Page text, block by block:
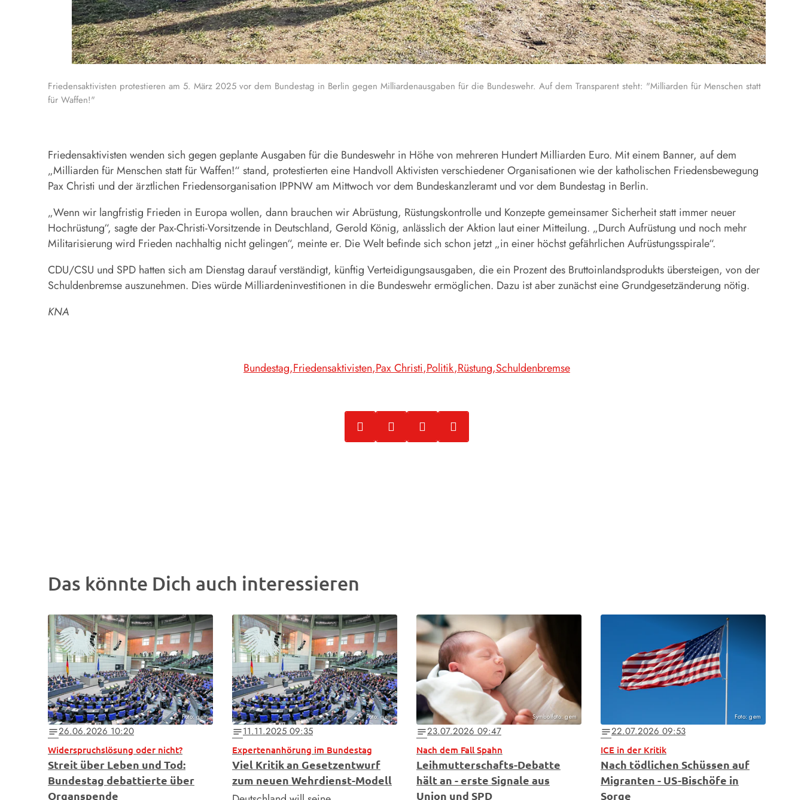
Foto: KNA
Friedensaktivisten protestieren am 5. März 2025 vor dem Bundestag in Berlin gegen Milliardenausgaben für die Bundeswehr. Auf dem Transparent steht: "Milliarden für Menschen statt
für Waffen!"
Friedensaktivisten wenden sich gegen geplante Ausgaben für die Bundeswehr in Höhe von mehreren Hundert Milliarden Euro. Mit einem Banner, auf dem
„Milliarden für Menschen statt für Waffen!“ stand, protestierten eine Handvoll Aktivisten verschiedener Organisationen wie der katholischen Friedensbewegung
Pax Christi und der ärztlichen Friedensorganisation IPPNW am Mittwoch vor dem Bundeskanzleramt und vor dem Bundestag in Berlin.
„Wenn wir langfristig Frieden in Europa wollen, dann brauchen wir Abrüstung, Rüstungskontrolle und Konzepte gemeinsamer Sicherheit statt immer neuer
Hochrüstung“, sagte der Pax-Christi-Vorsitzende in Deutschland, Gerold König, anlässlich der Aktion laut einer Mitteilung. „Durch Aufrüstung und noch mehr
Militarisierung wird Frieden nachhaltig nicht gelingen“, meinte er. Die Welt befinde sich schon jetzt „in einer höchst gefährlichen Aufrüstungsspirale“.
CDU/CSU und SPD hatten sich am Dienstag darauf verständigt, künftig Verteidigungsausgaben, die ein Prozent des Bruttoinlandsprodukts übersteigen, von der
Schuldenbremse auszunehmen. Dies würde Milliardeninvestitionen in die Bundeswehr ermöglichen. Dazu ist aber zunächst eine Grundgesetzänderung nötig.
KNA
Bundestag Friedensaktivisten Pax Christi Politik Rüstung Schuldenbremse
Das könnte Dich auch interessieren
Foto: gem
notes26.06.2026 10:20
Widerspruchslösung oder nicht?
Streit über Leben und Tod:
Bundestag debattierte über
Organspende
Foto: gem
notes11.11.2025 09:35
Expertenanhörung im Bundestag
Viel Kritik an Gesetzentwurf
zum neuen Wehrdienst-Modell
Symbolfoto: gem
notes23.07.2026 09:47
Nach dem Fall Spahn
Leihmutterschafts-Debatte
hält an - erste Signale aus
Union und SPD
Foto: gem
notes22.07.2026 09:53
ICE in der Kritik
Nach tödlichen Schüssen auf
Migranten - US-Bischöfe in
Sorge